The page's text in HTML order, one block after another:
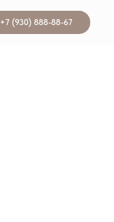
+7 (930) 888-88-67